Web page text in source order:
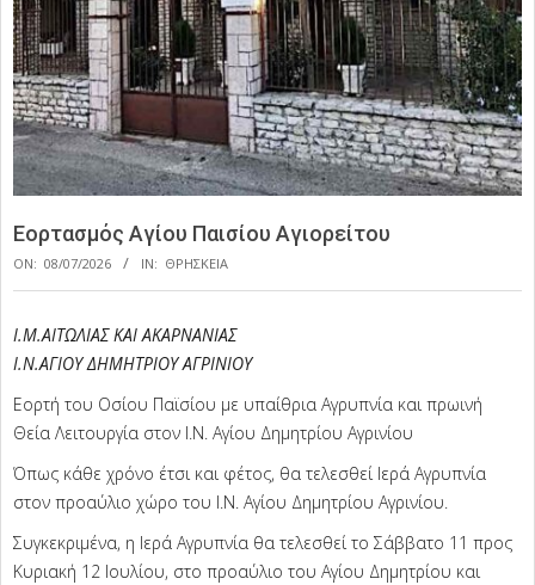
Εορτασμός Αγίου Παισίου Αγιορείτου
ON: 08/07/2026 IN: ΘΡΗΣΚΕΙΑ
Ι.Μ.ΑΙΤΩΛΙΑΣ ΚΑΙ ΑΚΑΡΝΑΝΙΑΣ
Ι.Ν.ΑΓΙΟΥ ΔΗΜΗΤΡΙΟΥ ΑΓΡΙΝΙΟΥ
Εορτή του Οσίου Παϊσίου με υπαίθρια Αγρυπνία και πρωινή
Θεία Λειτουργία στον Ι.Ν. Αγίου Δημητρίου Αγρινίου
Όπως κάθε χρόνο έτσι και φέτος, θα τελεσθεί Ιερά Αγρυπνία
στον προαύλιο χώρο του Ι.Ν. Αγίου Δημητρίου Αγρινίου.
Συγκεκριμένα, η Ιερά Αγρυπνία θα τελεσθεί το Σάββατο 11 προς
Κυριακή 12 Ιουλίου, στο προαύλιο του Αγίου Δημητρίου και